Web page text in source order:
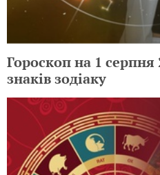
Гороскоп на 1 серпня
знаків зодіаку